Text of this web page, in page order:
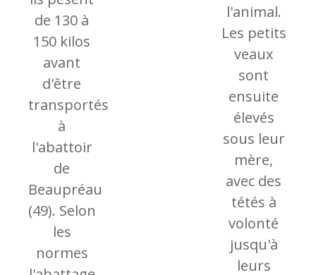
de 130 à
150 kilos
avant
d'être
transportés
à
l'abattoir
de
Beaupréau
(49). Selon
les
normes
l'animal.
Les petits
veaux
sont
ensuite
élevés
sous leur
mère,
avec des
tétés à
volonté
jusqu'à
leurs